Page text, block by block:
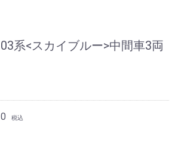
系<スカイブルー>中間車3両
税込